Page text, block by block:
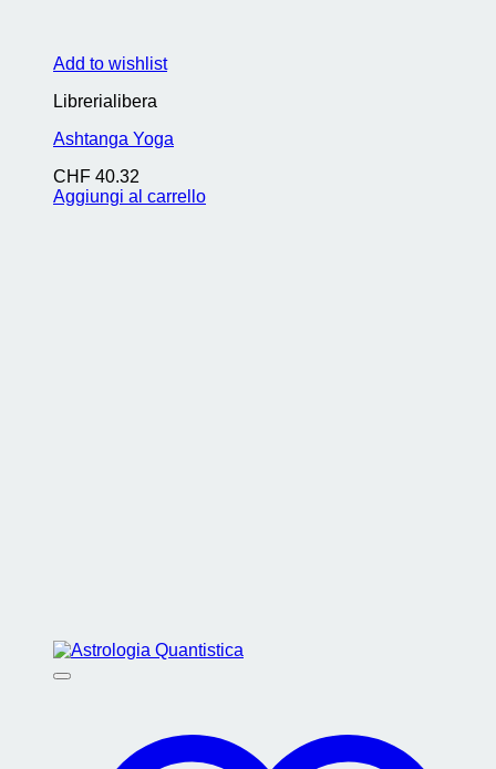
Add to wishlist
Librerialibera
Ashtanga Yoga
CHF 40.32
Aggiungi al carrello